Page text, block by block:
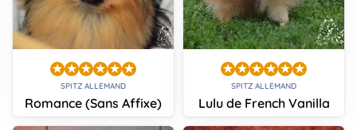
SPITZ ALLEMAND
Romance (Sans Affixe)
SPITZ ALLEMAND
Lulu de French Vanilla